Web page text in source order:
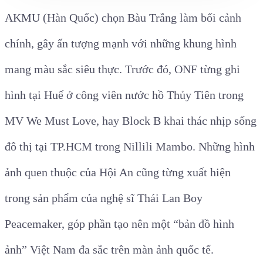
AKMU (Hàn Quốc) chọn Bàu Trắng làm bối cảnh
chính, gây ấn tượng mạnh với những khung hình
mang màu sắc siêu thực. Trước đó, ONF từng ghi
hình tại Huế ở công viên nước hồ Thủy Tiên trong
MV We Must Love, hay Block B khai thác nhịp sống
đô thị tại TP.HCM trong Nillili Mambo. Những hình
ảnh quen thuộc của Hội An cũng từng xuất hiện
trong sản phẩm của nghệ sĩ Thái Lan Boy
Peacemaker, góp phần tạo nên một “bản đồ hình
ảnh” Việt Nam đa sắc trên màn ảnh quốc tế.